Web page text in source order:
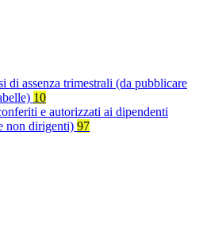
di assenza trimestrali (da pubblicare
10
e autorizzati ai dipendenti
non dirigenti) 97